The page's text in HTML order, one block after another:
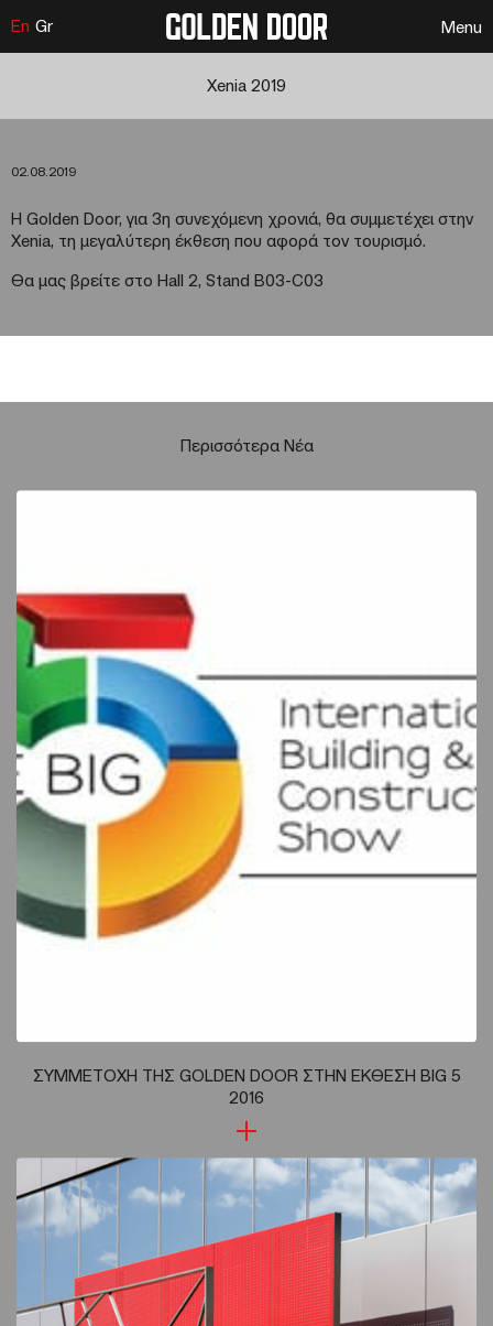
En Gr Menu
Xenia 2019
02.08.2019
Η Golden Door, για 3η συνεχόμενη χρονιά, θα συμμετέχει στην
Xenia, τη μεγαλύτερη έκθεση που αφορά τον τουρισμό.
Θα μας βρείτε στο Hall 2, Stand B03-C03
Περισσότερα Νέα
ΣΥΜΜΕΤΟΧΗ ΤΗΣ GOLDEN DOOR ΣΤΗΝ ΕΚΘΕΣΗ BIG 5
2016